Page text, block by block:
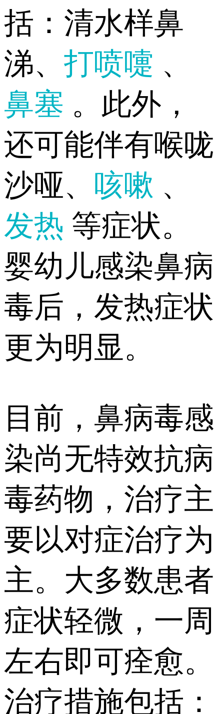
括：清水样鼻
涕、 打喷嚏 、
鼻塞 。此外，
还可能伴有喉咙
沙哑、 咳嗽 、
发热 等症状。
婴幼儿感染鼻病
毒后，发热症状
更为明显。
目前，鼻病毒感
染尚无特效抗病
毒药物，治疗主
要以对症治疗为
主。大多数患者
症状轻微，一周
左右即可痊愈。
治疗措施包括：